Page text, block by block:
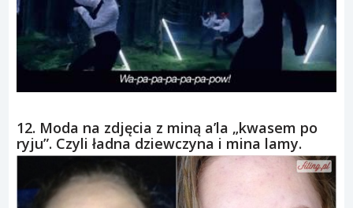
– Ja nie widzę…